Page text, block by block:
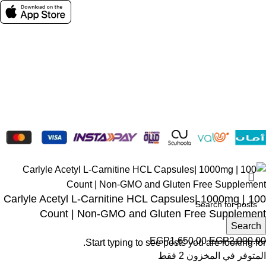
Search
Start typing to see posts you are looking for.
Carlyle Acetyl L-Carnitine HCL Capsules| 1000mg | 100
Count | Non-GMO and Gluten Free Supplement
EGP2,000.00
EGP1,650.00
المتوفر في المخزون 2 فقط